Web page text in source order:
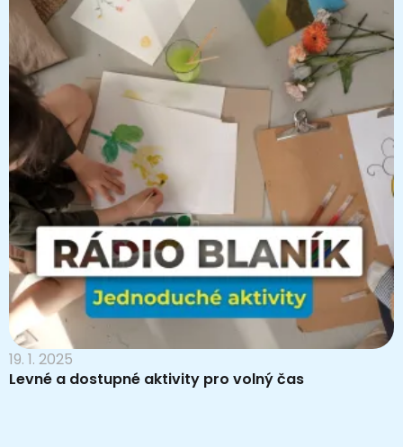
19. 1. 2025
Levné a dostupné aktivity pro volný čas